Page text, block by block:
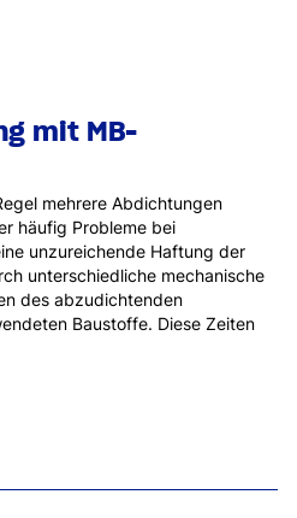
mit MB-
mehrere Abdichtungen
häufig Probleme bei
unzureichende Haftung der
unterschiedliche mechanische
des abzudichtenden
Baustoffe. Diese Zeiten